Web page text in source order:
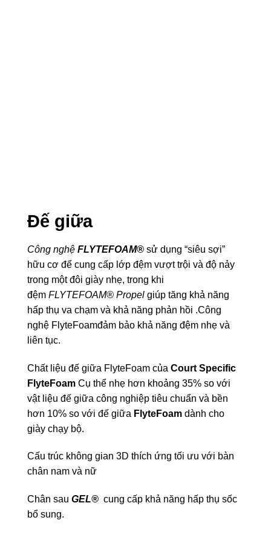
Đế giữa
Công nghệ FLYTEFOAM® sử dụng “siêu sợi”
hữu cơ để cung cấp lớp đệm vượt trội và độ nảy
trong một đôi giày nhẹ, trong khi
đệm FLYTEFOAM® Propel giúp tăng khả năng
hấp thụ va chạm và khả năng phản hồi .Công
nghệ FlyteFoamđảm bảo khả năng đệm nhẹ và
liên tục.
Chất liệu đế giữa FlyteFoam của Court Specific
FlyteFoam Cụ thể nhẹ hơn khoảng 35% so với
vật liệu đế giữa công nghiệp tiêu chuẩn và bền
hơn 10% so với đế giữa FlyteFoam dành cho
giày chạy bộ.
Cấu trúc không gian 3D thích ứng tối ưu với bàn
chân nam và nữ
Chân sau GEL® cung cấp khả năng hấp thụ sốc
bổ sung.